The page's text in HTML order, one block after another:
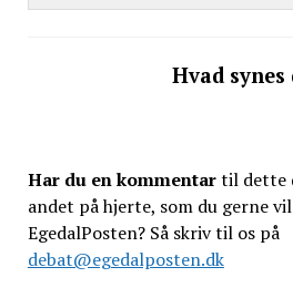
Hvad synes
Har du en kommentartil dette
andet på hjerte, som du gerne
EgedalPosten? Så skriv til os på
debat@egedalposten.dk